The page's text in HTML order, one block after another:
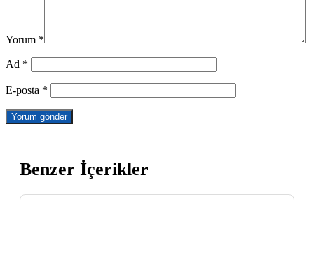
Yorum *
Ad *
E-posta *
Benzer İçerikler